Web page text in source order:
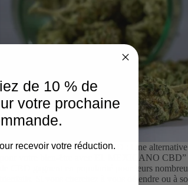
Tout savoir sur les fleurs de CBD : Une
pour votre bien-être avec EL MEXICANO
de CBD gagnent en popularité pour leurs
bienfaits. Si vous cherchez à vous détendre ou à
de 10 % de
votre prochaine
recevoir votre réduction.